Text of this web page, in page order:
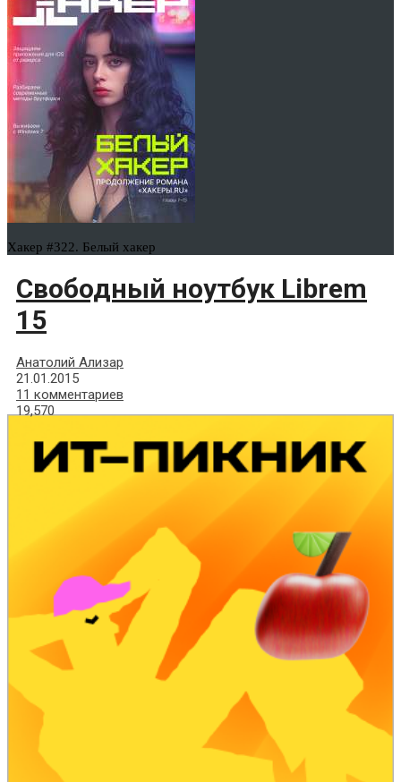
Хакер #322. Белый хакер
Свободный ноутбук Librem
15
Анатолий Ализар
21.01.2015
11 комментариев
19,570